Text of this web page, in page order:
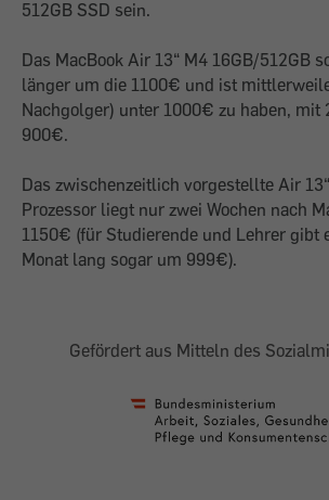
512GB SSD sein.
Das MacBook Air 13“ M4 16GB/512GB
länger um die 1100€ und ist
Nachgolger) unter 1000€ zu haben, mit
900€.
Das zwischenzeitlich vorgestellte Air
Prozessor liegt nur zwei Wochen nach
1150€ (für Studierende und Lehrer gibt
Monat lang sogar um 999€).
Gefördert aus Mitteln des